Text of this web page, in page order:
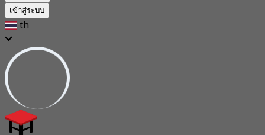
เข้าสู่ระบบ
th